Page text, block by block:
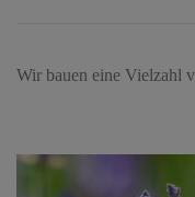
Wir bauen eine Vielzahl